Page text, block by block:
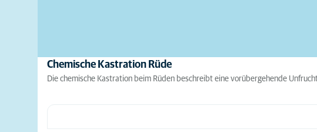
Chemische Kastration Rüde
Die chemische Kastration beim Rüden beschreibt eine vorübergehende